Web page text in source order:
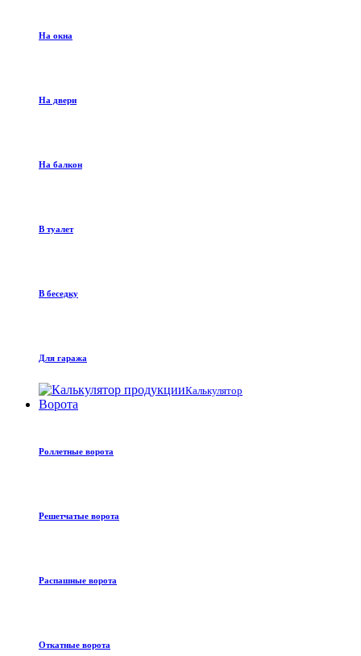
На окна
На двери
На балкон
В туалет
В беседку
Для гаража
Калькулятор
Ворота
Роллетные ворота
Решетчатые ворота
Распашные ворота
Откатные ворота